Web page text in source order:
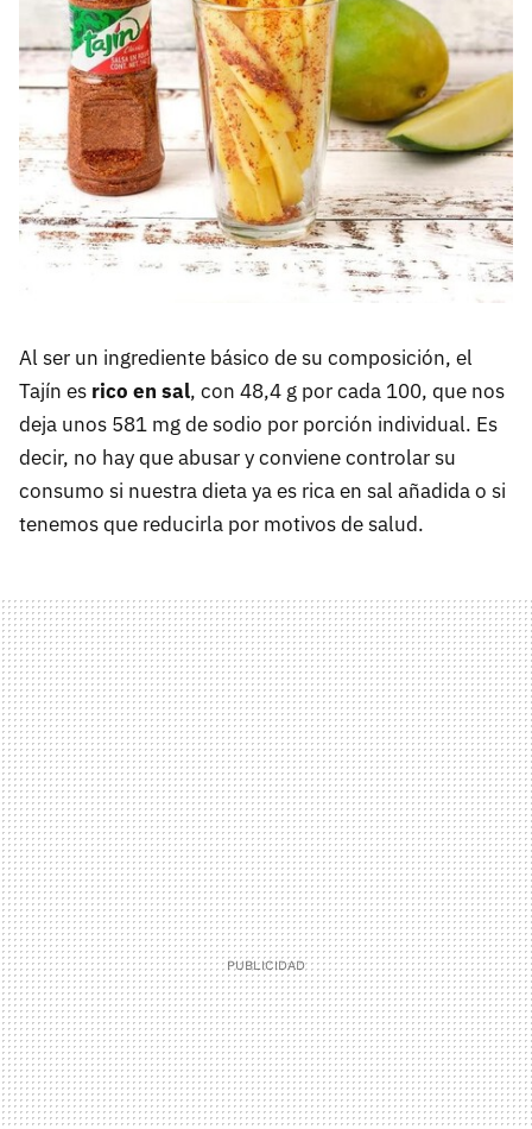
Al ser un ingrediente básico de su composición, el
Tajín es rico en sal, con 48,4 g por cada 100, que nos
deja unos 581 mg de sodio por porción individual. Es
decir, no hay que abusar y conviene controlar su
consumo si nuestra dieta ya es rica en sal añadida o si
tenemos que reducirla por motivos de salud.